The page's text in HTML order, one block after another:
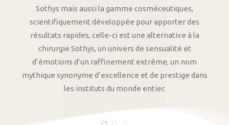
Sothys mais aussi la gamme cosméceutiques,
scientifiquement développée pour apporter des
résultats rapides, celle-ci est une alternative à la
chirurgie Sothys, un univers de sensualité et
d’émotions d’un raffinement extrême, un nom
mythique synonyme d’excellence et de prestige dans
les instituts du monde entier.